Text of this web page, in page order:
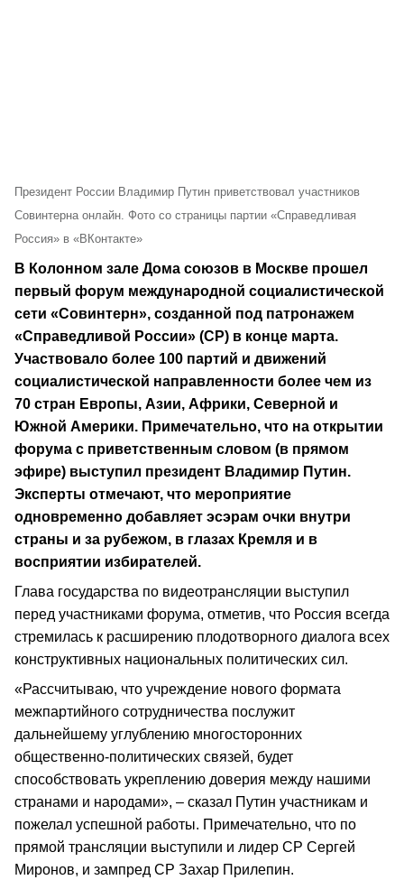
Президент России Владимир Путин приветствовал участников
Совинтерна онлайн. Фото со страницы партии «Справедливая
Россия» в «ВКонтакте»
В Колонном зале Дома союзов в Москве прошел
первый форум международной социалистической
сети «Совинтерн», созданной под патронажем
«Справедливой России» (СР) в конце марта.
Участвовало более 100 партий и движений
социалистической направленности более чем из
70 стран Европы, Азии, Африки, Северной и
Южной Америки. Примечательно, что на открытии
форума с приветственным словом (в прямом
эфире) выступил президент Владимир Путин.
Эксперты отмечают, что мероприятие
одновременно добавляет эсэрам очки внутри
страны и за рубежом, в глазах Кремля и в
восприятии избирателей.
Глава государства по видеотрансляции выступил
перед участниками форума, отметив, что Россия всегда
стремилась к расширению плодотворного диалога всех
конструктивных национальных политических сил.
«Рассчитываю, что учреждение нового формата
межпартийного сотрудничества послужит
дальнейшему углублению многосторонних
общественно-политических связей, будет
способствовать укреплению доверия между нашими
странами и народами», – сказал Путин участникам и
пожелал успешной работы. Примечательно, что по
прямой трансляции выступили и лидер СР Сергей
Миронов, и зампред СР Захар Прилепин.